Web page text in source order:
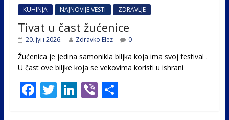
KUHINJA NAJNOVIJE VESTI ZDRAVLJE
Tivat u čast žućenice
20. јун 2026. Zdravko Elez 0
Žućenica je jedina samonikla biljka koja ima svoj festival .
U čast ovе biljke koja se vekovima koristi u ishrani
F T Li Vi S